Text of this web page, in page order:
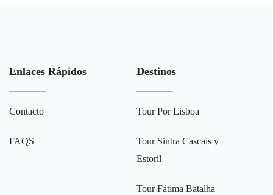
Enlaces Rápidos
Contacto
FAQS
Destinos
Tour Por Lisboa
Tour Sintra Cascais y
Estoril
Tour Fátima Batalha